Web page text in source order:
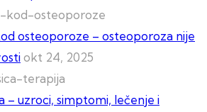
osteoporoze – osteoporoza nije
okt 24, 2025
– uzroci, simptomi, lečenje i